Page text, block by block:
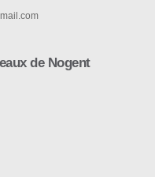
de Nogent